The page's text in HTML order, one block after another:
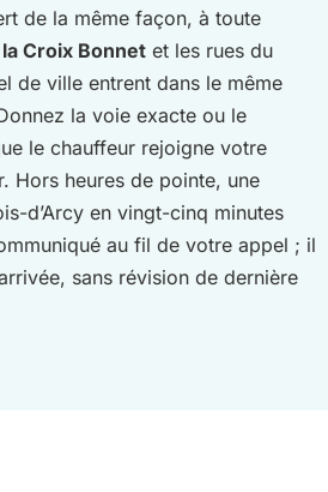
de la même façon, à toute
Croix Bonnet et les rues du
de ville entrent dans le même
la voie exacte ou le
le chauffeur rejoigne votre
Hors heures de pointe, une
d’Arcy en vingt-cinq minutes
au fil de votre appel ; il
sans révision de dernière